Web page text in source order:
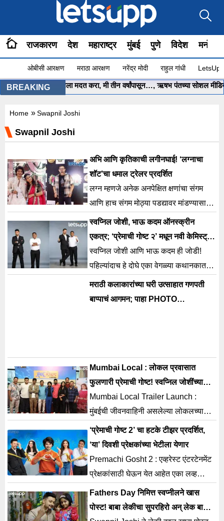
राजकारण देश महाराष्ट्र मुंबई पुणे विदेश
ओबीसी आरक्षण मराठा आरक्षण नरेंद्र मोदी राहुल गांधी
BREAKING
साहेब.. मला मदत करा, मी तीन वर्षांपासून…, ऋषभ पंतच्या सोशल मीडिया
Home »Swapnil Joshi
Swapnil Joshi
अभि आणि कृतिकाची लगीनघाई! ‘लग्नाचा
शॉट’चा धमाल ट्रेलर प्रदर्शित
लग्न म्हणजे अनेक अनपेक्षित क्षणांचा संगम
आणि हाच संगम मोठ्या पडद्यावर मांडण्यासाठी
येत आहे आगामी मराठी चित्रपट ‘लग्नाचा
शॉट’.
स्वप्निल जोशी, भाऊ कदम ऑनस्क्रीन
एकत्र; ‘प्रेमाची गोष्ट २’ मधून नवी केमिस्ट्री
उलगडणार
स्वप्निल जोशी आणि भाऊ कदम ही जोडी!
पहिल्यांदाच हे दोघे एका वेगळ्या कथानकात
आणि अनोख्या भूमिकांमध्ये एकत्र झळकणार
आहेत.
मराठी कलाकारांच्या घरी उत्साहात गणपती
बाप्पाचं आगमन; पाहा PHOTO…
Mumbai Local : लोकल प्रवासात
फुलणारी प्रेमाची गोष्ट! स्वप्निल जोशींच्या
उपस्थितीत ट्रेलर लाँच
Mumbai Local Trailer Launch :
मुंबईची जीवनवाहिनी असलेल्या लोकलच्या
प्रवासात झालेल्या नजरानजरेपासून आयुष्य
बदलणाऱ्या घटनेपर्यंतचा रंजक प्रवास ‘मुंबई
लोकल’ या (Mumbai Local) चित्रपटातून
उलगडणार आहे. नुकताच या चित्रपटाचा
ट्रेलर लाँच सुप्रसिद्ध अभिनेता, निर्माता
स्वप्निल जोशी (Swapnil Joshi) यांच्या
विशेष उपस्थितीत करण्यात आला. ‘मुंबई
‘प्रेमाची गोष्ट 2’ चा हटके टीझर प्रदर्शित,
‘या’ दिवशी प्रेक्षकांच्या भेटीला येणार
Premachi Gosht 2 : एव्हरेस्ट एंटरटेनमेंट
प्रेक्षकांसाठी घेऊन येत आहेत एका लव्ह
स्टोरीच्या अरेंज मॅरेजची गोष्ट. ‘प्रेमाची गोष्ट
2’
Fathers Day निमित्त स्वप्नीलने खास
पोस्ट! बाबा लेकीचा सुपरहिरो अन् लेक बाबाचं